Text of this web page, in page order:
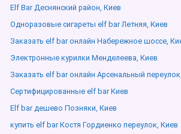
Elf Bar Деснянский район, Киев
Одноразовые сигареты elf bar Летняя, Киев
Заказать elf bar онлайн Набережное шоссе,
Электронные курилки Менделеева, Киев
Заказать elf bar онлайн Арсенальный
Сертифицированные elf bar Киев
Elf bar дешево Позняки, Киев
купить elf bar Костя Гордиенко переулок, Киев